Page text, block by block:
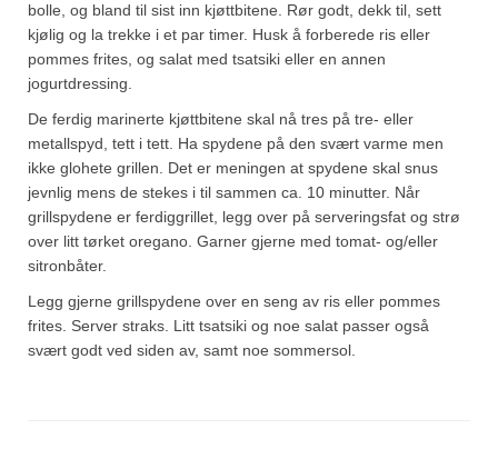
bolle, og bland til sist inn kjøttbitene. Rør godt, dekk til, sett
kjølig og la trekke i et par timer. Husk å forberede ris eller
pommes frites, og salat med tsatsiki eller en annen
jogurtdressing.
De ferdig marinerte kjøttbitene skal nå tres på tre- eller
metallspyd, tett i tett. Ha spydene på den svært varme men
ikke glohete grillen. Det er meningen at spydene skal snus
jevnlig mens de stekes i til sammen ca. 10 minutter. Når
grillspydene er ferdiggrillet, legg over på serveringsfat og strø
over litt tørket oregano. Garner gjerne med tomat- og/eller
sitronbåter.
Legg gjerne grillspydene over en seng av ris eller pommes
frites. Server straks. Litt tsatsiki og noe salat passer også
svært godt ved siden av, samt noe sommersol.